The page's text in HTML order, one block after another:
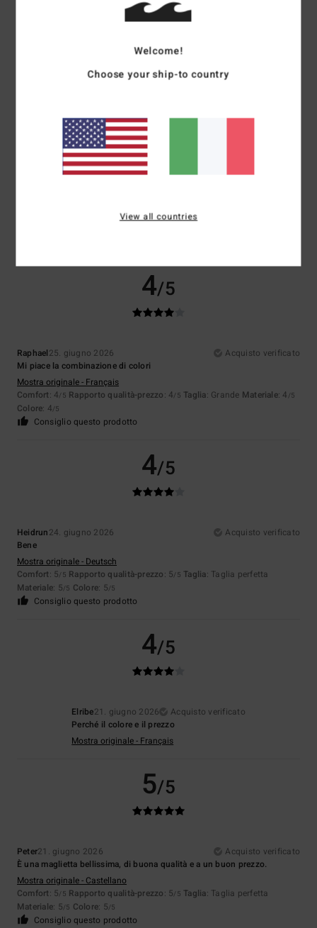
5
28. giugno 2026
Acquisto verificato
Rapporto qualità-prezzo: 5/5 Taglia
4/5
Raphael25. giugno 2026
Acquisto verificato
Mi piace la combinazione di colori
Mostra originale - Français
Comfort: 4/5 Rapporto qualità-prezzo: 4/5 Taglia: Grande Materiale: 4 /5
Colore: 4/5
Consiglio questo prodotto
4/5
Heidrun24. giugno 2026
Acquisto verificato
Bene
Mostra originale - Deutsch
Comfort: 5/5 Rapporto qualità-prezzo: 5/5 Taglia: Taglia perfetta
Materiale: 5/5 Colore: 5/5
Consiglio questo prodotto
4/5
Elribe21. giugno 2026
Acquisto verificato
Perché il colore e il prezzo
Mostra originale - Français
5/5
Peter21. giugno 2026
Acquisto verificato
È una maglietta bellissima, di buona qualità e a un buon prezzo.
Mostra originale - Castellano
Comfort: 5/5 Rapporto qualità-prezzo: 5/5 Taglia: Taglia perfetta
Materiale: 5/5 Colore: 5/5
Consiglio questo prodotto
Welcome!
Choose your ship-to country
View all countries